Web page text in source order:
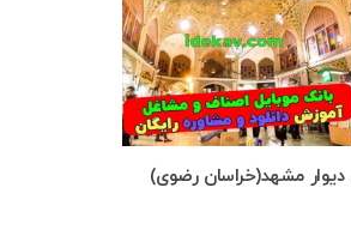
مشهد(خراسان رضوی)